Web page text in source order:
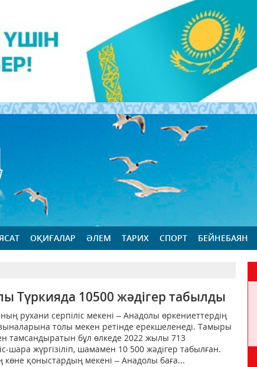
ОҚИҒАЛАР ӘЛЕМ ТАРИХ СПОРТ БЕЙНЕБАЯН
Түркияда 10500 жәдігер табылды
рухани серпіліс мекені – Анадолы өркениеттердің
толы мекен ретінде ерекшеленеді. Тамыры
тамсандыратын бұл өлкеде 2022 жылы 713
шара жүргізіліп, шамамен 10 500 жәдігер табылған.
көне қоныстардың мекені – Анадолы баға...